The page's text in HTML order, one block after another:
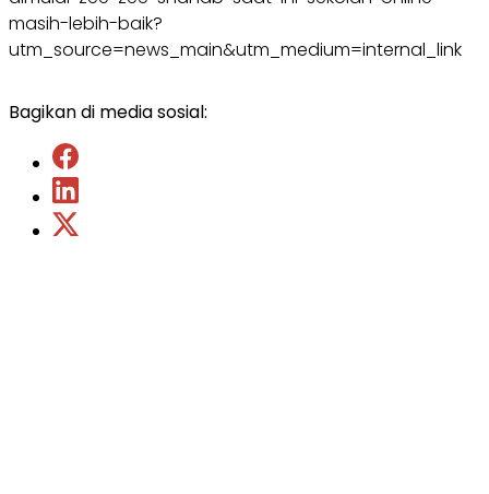
masih-lebih-baik?
utm_source=news_main&utm_medium=internal_link
Bagikan di media sosial: